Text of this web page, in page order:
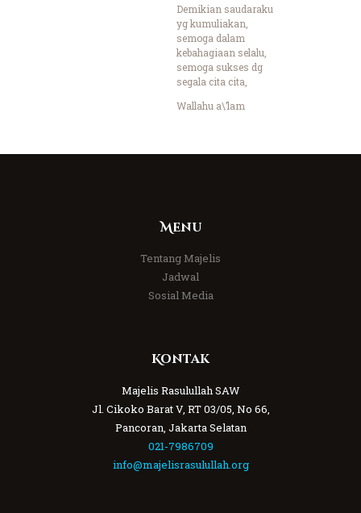
Demikian saudaraku
yg kumuliakan,
semoga dalam
kebahagiaan selalu,
semoga sukses dg
segala cita cita,
Wallahu a\’lam
Menu
Tentang Majelis
Jadwal
Sosial Media
Kontak
Majelis Rasulullah SAW
Jl. Cikoko Barat V, RT 03/05, No 66,
Pancoran, Jakarta Selatan
021-7986709
info@majelisrasulullah.org